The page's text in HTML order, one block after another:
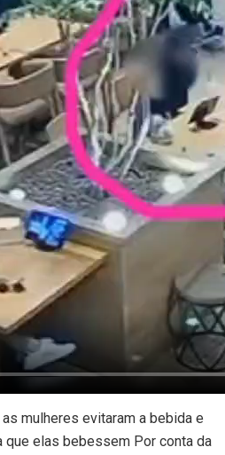
mulheres evitaram a bebida e
elas bebessem Por conta da